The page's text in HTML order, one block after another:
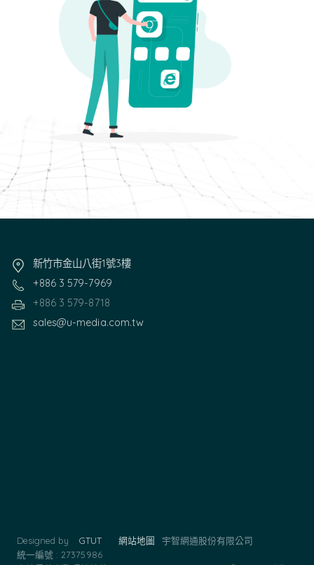
新竹市金山八街1號3樓
+886 3 579-7969
+886 3 579-8718
sales@u-media.com.tw
Designed by GTUT 網站地圖
宇智網通股份有限公司
統一編號 : 27375986